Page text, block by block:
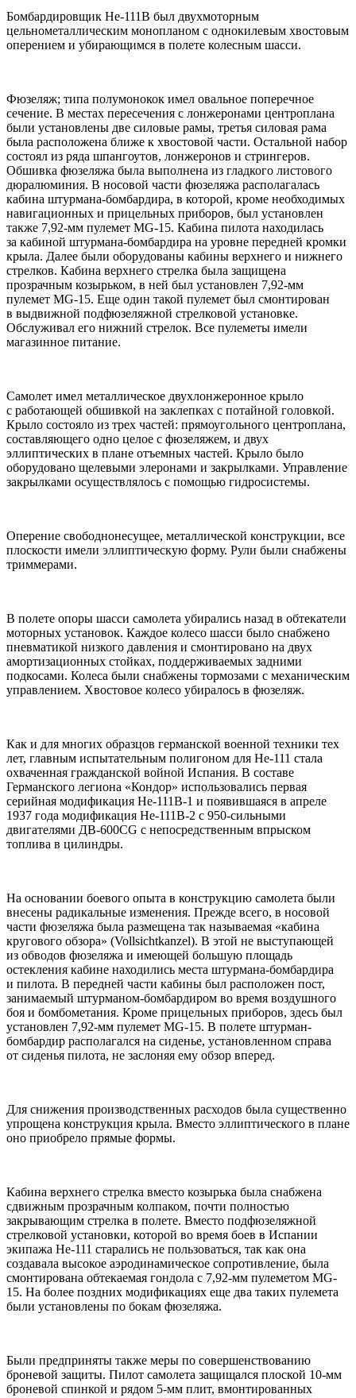
Бомбардировщик Не-111В был двухмоторным
цельнометаллическим монопланом с однокилевым хвостовым
оперением и убирающимся в полете колесным шасси.
Фюзеляж; типа полумонокок имел овальное поперечное
сечение. В местах пересечения с лонжеронами центроплана
были установлены две силовые рамы, третья силовая рама
была расположена ближе к хвостовой части. Остальной набор
состоял из ряда шпангоутов, лонжеронов и стрингеров.
Обшивка фюзеляжа была выполнена из гладкого листового
дюралюминия. В носовой части фюзеляжа располагалась
кабина штурмана-бомбардира, в которой, кроме необходимых
навигационных и прицельных приборов, был установлен
также 7,92-мм пулемет MG-15. Кабина пилота находилась
за кабиной штурмана-бомбардира на уровне передней кромки
крыла. Далее были оборудованы кабины верхнего и нижнего
стрелков. Кабина верхнего стрелка была защищена
прозрачным козырьком, в ней был установлен 7,92-мм
пулемет MG-15. Еще один такой пулемет был смонтирован
в выдвижной подфюзеляжной стрелковой установке.
Обслуживал его нижний стрелок. Все пулеметы имели
магазинное питание.
Самолет имел металлическое двухлонжеронное крыло
с работающей обшивкой на заклепках с потайной головкой.
Крыло состояло из трех частей: прямоугольного центроплана,
составляющего одно целое с фюзеляжем, и двух
эллиптических в плане отъемных частей. Крыло было
оборудовано щелевыми элеронами и закрылками. Управление
закрылками осуществлялось с помощью гидросистемы.
Оперение свободнонесущее, металлической конструкции, все
плоскости имели эллиптическую форму. Рули были снабжены
триммерами.
В полете опоры шасси самолета убирались назад в обтекатели
моторных установок. Каждое колесо шасси было снабжено
пневматикой низкого давления и смонтировано на двух
амортизационных стойках, поддерживаемых задними
подкосами. Колеса были снабжены тормозами с механическим
управлением. Хвостовое колесо убиралось в фюзеляж.
Как и для многих образцов германской военной техники тех
лет, главным испытательным полигоном для Не-111 стала
охваченная гражданской войной Испания. В составе
Германского легиона «Кондор» использовались первая
серийная модификация Не-111В-1 и появившаяся в апреле
1937 года модификация Не-111В-2 с 950-сильными
двигателями ДВ-600CG с непосредственным впрыском
топлива в цилиндры.
На основании боевого опыта в конструкцию самолета были
внесены радикальные изменения. Прежде всего, в носовой
части фюзеляжа была размещена так называемая «кабина
кругового обзора» (Vollsichtkanzel). В этой не выступающей
из обводов фюзеляжа и имеющей большую площадь
остекления кабине находились места штурмана-бомбардира
и пилота. В передней части кабины был расположен пост,
занимаемый штурманом-бомбардиром во время воздушного
боя и бомбометания. Кроме прицельных приборов, здесь был
установлен 7,92-мм пулемет MG-15. В полете штурман-
бомбардир располагался на сиденье, установленном справа
от сиденья пилота, не заслоняя ему обзор вперед.
Для снижения производственных расходов была существенно
упрощена конструкция крыла. Вместо эллиптического в плане
оно приобрело прямые формы.
Кабина верхнего стрелка вместо козырька была снабжена
сдвижным прозрачным колпаком, почти полностью
закрывающим стрелка в полете. Вместо подфюзеляжной
стрелковой установки, которой во время боев в Испании
экипажа Не-111 старались не пользоваться, так как она
создавала высокое аэродинамическое сопротивление, была
смонтирована обтекаемая гондола с 7,92-мм пулеметом MG-
15. На более поздних модификациях еще два таких пулемета
были установлены по бокам фюзеляжа.
Были предприняты также меры по совершенствованию
броневой защиты. Пилот самолета защищался плоской 10-мм
броневой спинкой и рядом 5-мм плит, вмонтированных